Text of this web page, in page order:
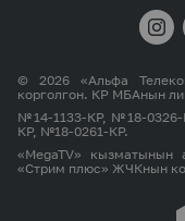
© 2026 «Альфа
корголгон. КР МБАнын
№14-1133-КР, №18-
КР, №18-0261-КР.
«MegaTV» кызматынын
«Стрим плюс» ЖЧКнын